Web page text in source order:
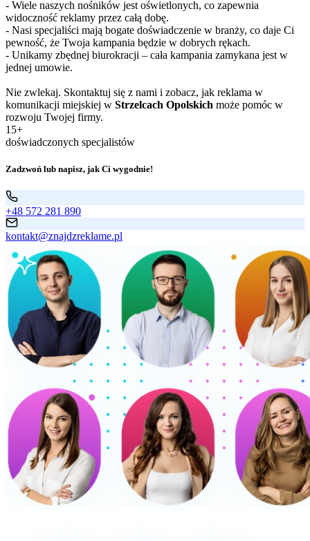
- Wiele naszych nośników jest oświetlonych, co zapewnia
widoczność reklamy przez całą dobę.
- Nasi specjaliści mają bogate doświadczenie w branży, co daje Ci
pewność, że Twoja kampania będzie w dobrych rękach.
- Unikamy zbędnej biurokracji – cała kampania zamykana jest w
jednej umowie.
Nie zwlekaj. Skontaktuj się z nami i zobacz, jak reklama w
komunikacji miejskiej w Strzelcach Opolskich może pomóc w
rozwoju Twojej firmy.
15+
doświadczonych specjalistów
Zadzwoń lub napisz, jak Ci wygodnie!
+48 572 281 890
kontakt@znajdzreklame.pl